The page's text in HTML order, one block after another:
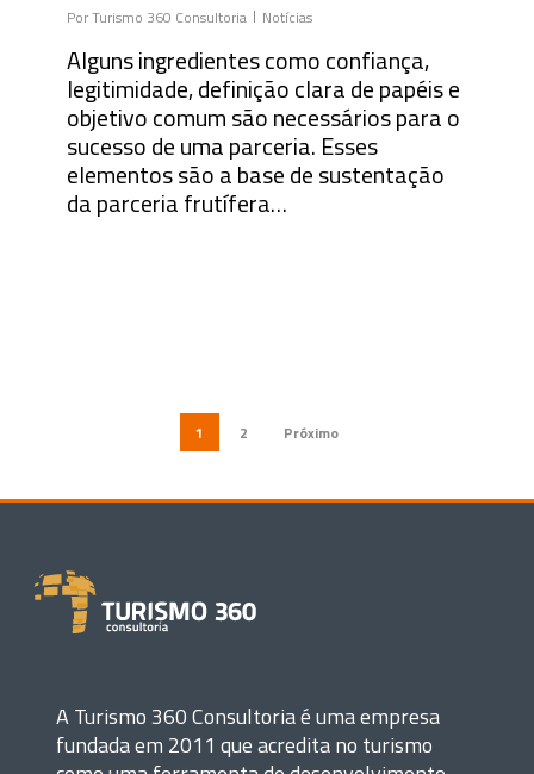
PorTurismo 360 Consultoria Notícias
Alguns ingredientes como confiança,
legitimidade, definição clara de papéis e
objetivo comum são necessários para o
sucesso de uma parceria. Esses
elementos são a base de sustentação
da parceria frutífera…
1 2 Próximo
A Turismo 360 Consultoria é uma empresa
fundada em 2011 que acredita no turismo